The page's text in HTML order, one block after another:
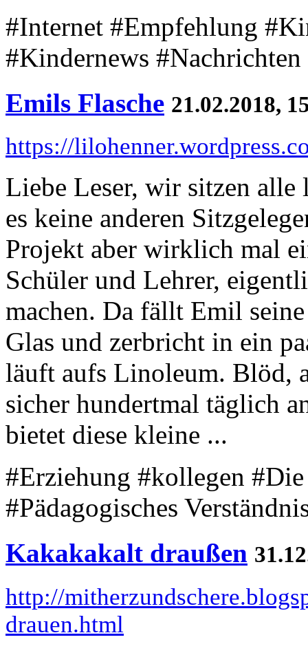
#Internet #Empfehlung
#Kindernews #Nachrichten
Emils Flasche 21.02.2018,
https://
Liebe Leser, wir sitzen
es keine anderen
Projekt aber wirklich mal
Schüler und Lehrer,
machen. Da fällt Emil
Glas und zerbricht in ein
läuft aufs Linoleum. Blöd,
sicher hundertmal täglich
bietet diese kleine ...
#Erziehung #kollegen
#Pädagogisches
Kakakakalt draußen
http://
drauen.html